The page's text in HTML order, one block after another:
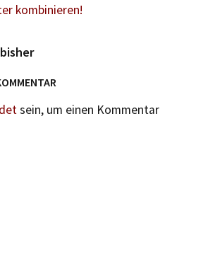
kombinieren!
sein, um einen Kommentar